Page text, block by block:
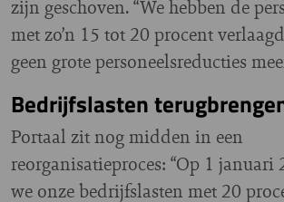
zijn geschoven. “We hebben de
met zo’n 15 tot 20 procent
geen grote personeelsreducties
Bedrijfslasten
Portaal zit nog midden in een
reorganisatieproces: “Op 1
we onze bedrijfslasten met 20